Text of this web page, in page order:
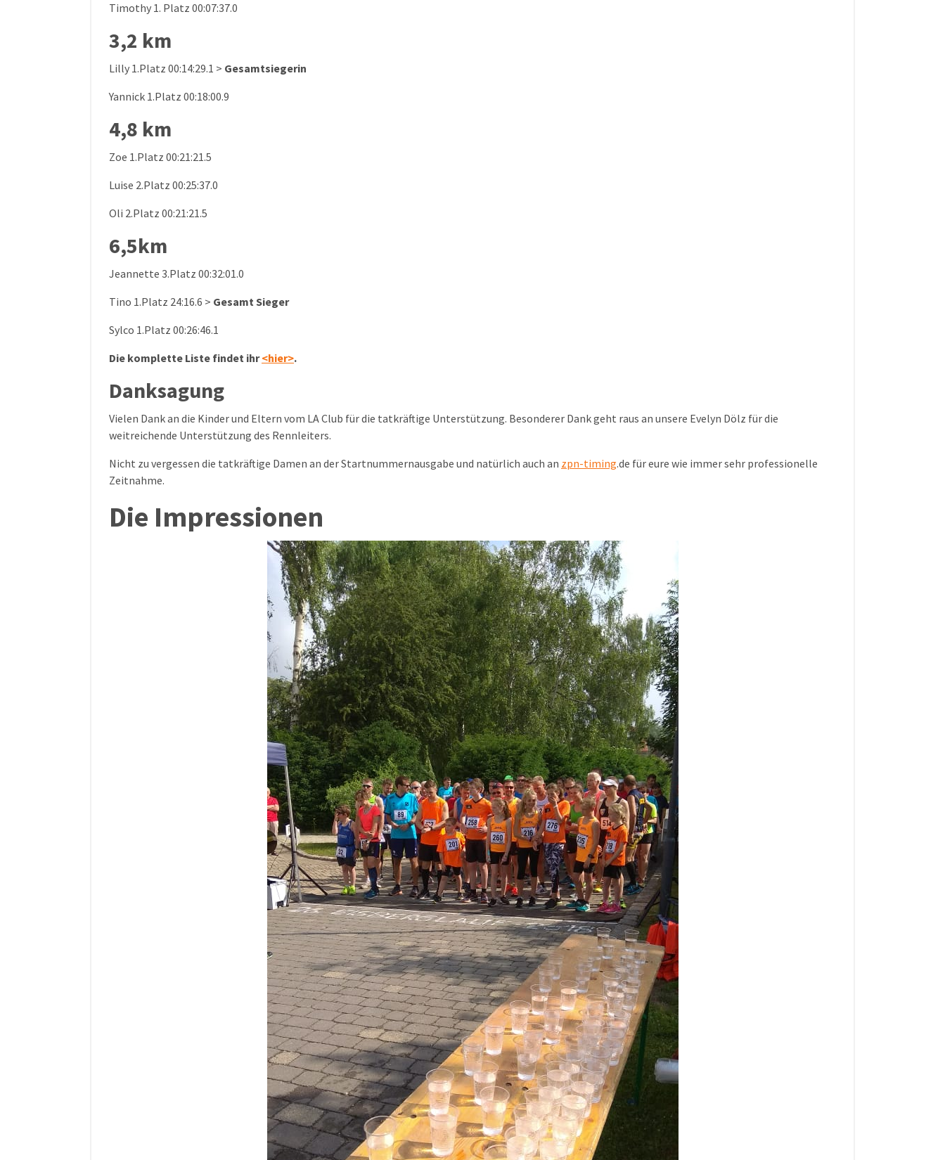
Timothy 1. Platz 00:07:37.0
3,2 km
Lilly 1.Platz 00:14:29.1 > Gesamtsiegerin
Yannick 1.Platz 00:18:00.9
4,8 km
Zoe 1.Platz 00:21:21.5
Luise 2.Platz 00:25:37.0
Oli 2.Platz 00:21:21.5
6,5km
Jeannette 3.Platz 00:32:01.0
Tino 1.Platz 24:16.6 > Gesamt Sieger
Sylco 1.Platz 00:26:46.1
Die komplette Liste findet ihr<hier>.
Danksagung
Vielen Dank an die Kinder und Eltern vom LA Club für die tatkräftige Unterstützung. Besonderer Dank geht raus an unsere Evelyn Dölz für die
weitreichende Unterstützung des Rennleiters.
Nicht zu vergessen die tatkräftige Damen an der Startnummernausgabe und natürlich auch an zpn-timing.de für eure wie immer sehr professionelle
Zeitnahme.
Die Impressionen